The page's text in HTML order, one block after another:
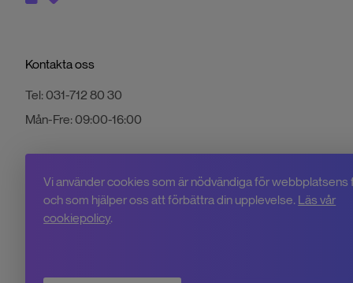
Kontakta oss
Tel:031-712 80 30
Mån-Fre:09:00-16:00
Vi använder cookies som är nödvändiga för webbplatsens
och som hjälper oss att förbättra din upplevelse. Läs vår
cookiepolicy.